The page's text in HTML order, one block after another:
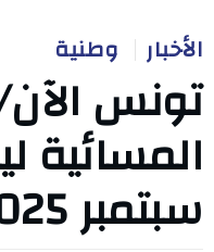
الأخبار وطنية
تونس
سبتمبر 2025